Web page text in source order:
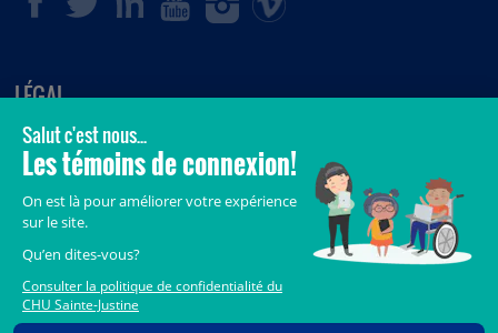
LÉGAL
© 2006-2026CHU Sainte-Justine.
Tous droits réservés.
Crédits
Accès aux documents des organismes publics